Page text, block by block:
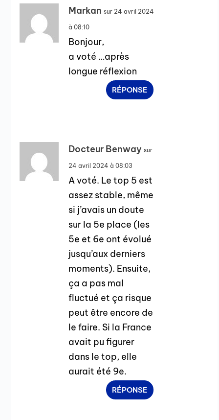
Markan sur 24 avril 2024
à 08:10
Bonjour,
a voté …après
longue réflexion
RÉPONSE
Docteur Benway sur
24 avril 2024 à 08:03
A voté. Le top 5 est
assez stable, même
si j’avais un doute
sur la 5e place (les
5e et 6e ont évolué
jusqu’aux derniers
moments). Ensuite,
ça a pas mal
fluctué et ça risque
peut être encore de
le faire. Si la France
avait pu figurer
dans le top, elle
aurait été 9e.
RÉPONSE